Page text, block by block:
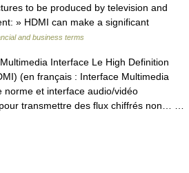
to be produced by television and
» HDMI can make a significant
and business terms
Interface Le High Definition
(en français : Interface Multimedia
norme et interface audio/vidéo
transmettre des flux chiffrés non… …